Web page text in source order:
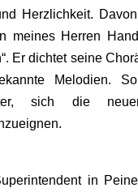
Herzlichkeit.
meines Herren
Er dichtet seine
Melodien.
sich die
in